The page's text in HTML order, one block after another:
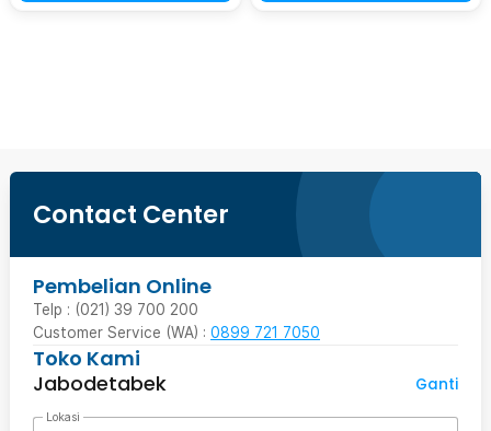
Contact Center
Pembelian Online
Telp : (021) 39 700 200
Customer Service (WA) : 0899 721 7050
Toko Kami
Jabodetabek
Ganti
Lokasi